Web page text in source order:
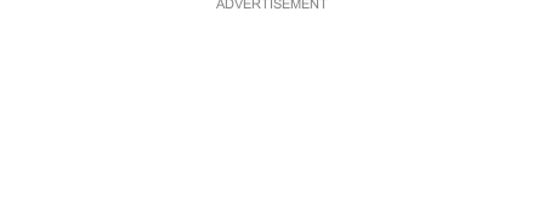
ADVERTISEMENT